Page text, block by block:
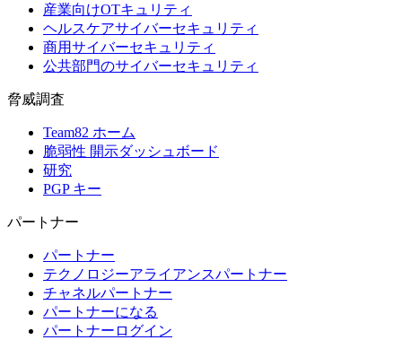
産業向けOTキュリティ
ヘルスケアサイバーセキュリティ
商用サイバーセキュリティ
公共部門のサイバーセキュリティ
脅威調査
Team82 ホーム
脆弱性 開示ダッシュボード
研究
PGP キー
パートナー
パートナー
テクノロジーアライアンスパートナー
チャネルパートナー
パートナーになる
パートナーログイン